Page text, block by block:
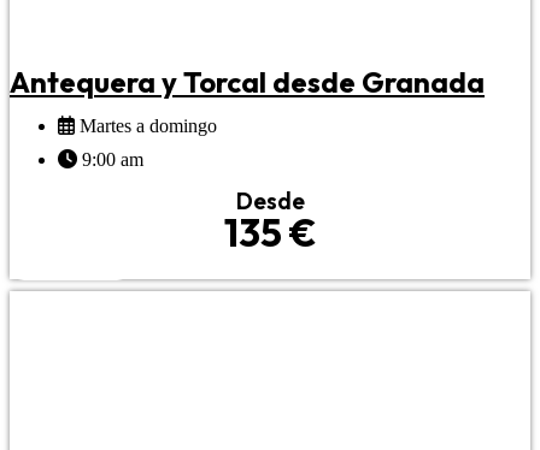
Antequera y Torcal desde Granada
Martes a domingo
9:00 am
Desde
135 €